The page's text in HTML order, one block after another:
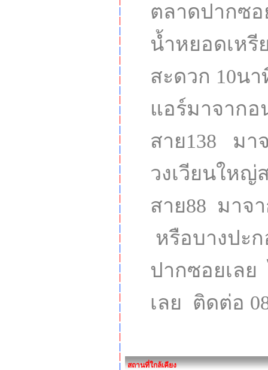
ตลาดปากซอ
น้ำหยอดเห
สะดวก 10น
แอร์มาจาก
สาย138 มา
วงเวียนใหญ่
สาย88 มาจ
หรือบางปะ
ปากซอยเลย
เลย ติดต่อ
สถานที่ใกล้เคียง